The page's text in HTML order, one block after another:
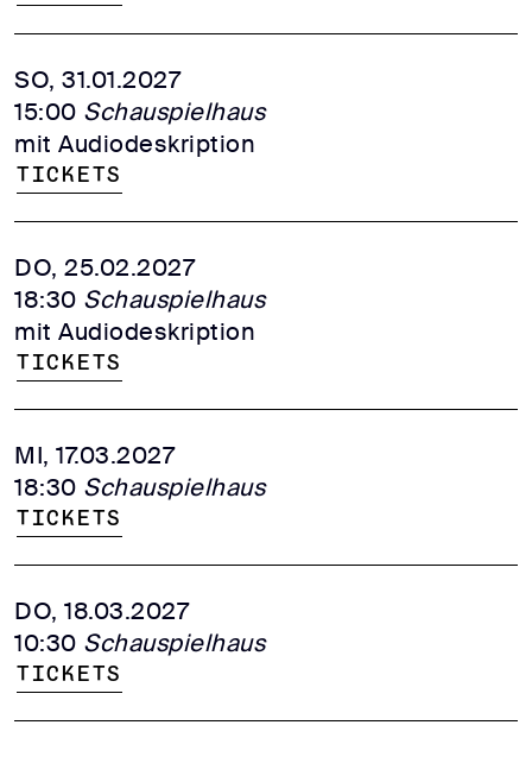
SO, 31.01.2027
15:00 Schauspielhaus
mit Audiodeskription
Tickets
DO, 25.02.2027
18:30 Schauspielhaus
mit Audiodeskription
Tickets
MI, 17.03.2027
18:30 Schauspielhaus
Tickets
DO, 18.03.2027
10:30 Schauspielhaus
Tickets